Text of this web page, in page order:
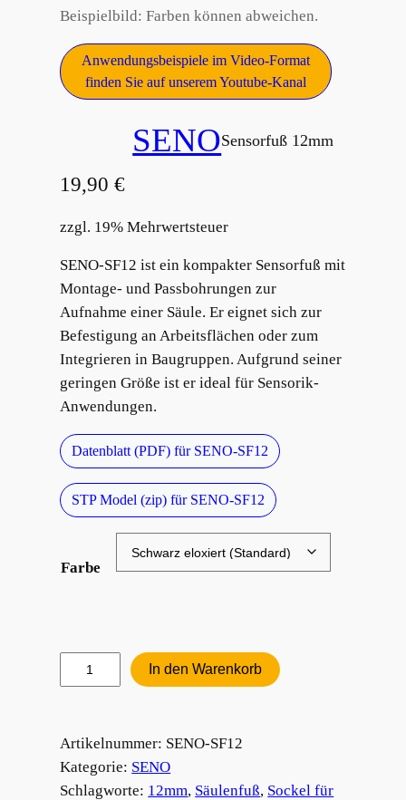
Beispielbild: Farben können abweichen.
Anwendungsbeispiele im Video-Format
finden Sie auf unserem Youtube-Kanal
SENOSensorfuß 12mm
19,90€
zzgl. 19% Mehrwertsteuer
SENO-SF12 ist ein kompakter Sensorfuß mit
Montage- und Passbohrungen zur
Aufnahme einer Säule. Er eignet sich zur
Befestigung an Arbeitsflächen oder zum
Integrieren in Baugruppen. Aufgrund seiner
geringen Größe ist er ideal für Sensorik-
Anwendungen.
Datenblatt (PDF) für SENO-SF12
STP Model (zip) für SENO-SF12
Farbe
Sensorfuß
12mm
In den Warenkorb
Artikelnummer: SENO-SF12
Kategorie: SENO
Schlagworte: 12mm, Säulenfuß, Sockel für